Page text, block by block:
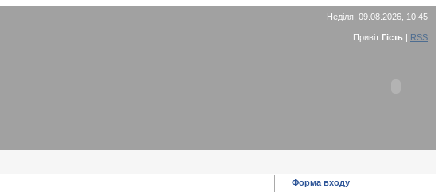
Неділя, 09.08.2026, 10:45
Привіт Гість | RSS
Форма входу